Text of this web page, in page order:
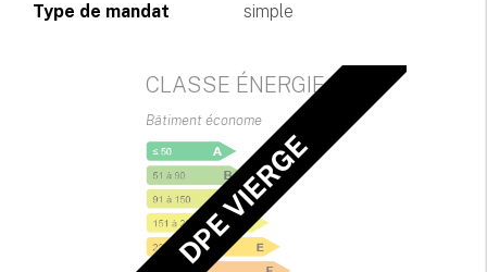
Type de mandat simple
CLASSE ÉNERGIE
Bâtiment économe
DPE VIERGE